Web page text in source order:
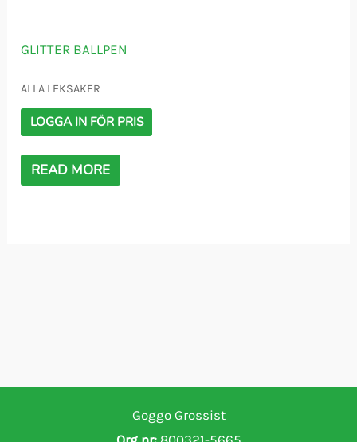
GLITTER BALLPEN
ALLA LEKSAKER
LOGGA IN FÖR PRIS
READ MORE
Goggo Grossist